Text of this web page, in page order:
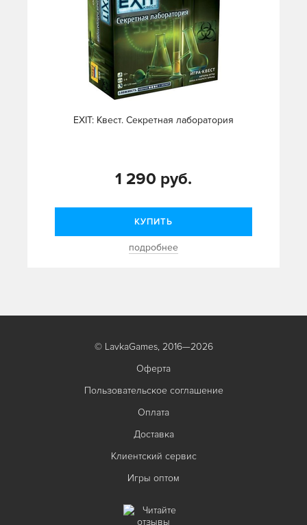
EXIT: Квест. Секретная лаборатория
1 290 руб.
КУПИТЬ
подробнее
© LavkaGames, 2016—2026
Оферта
Пользовательское соглашение
Оплата
Доставка
Клиентский сервис
Игры оптом